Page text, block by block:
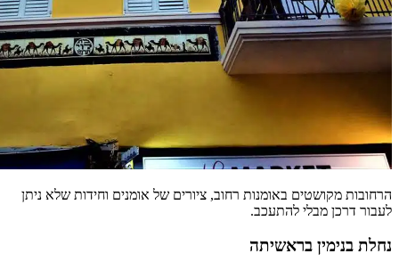
הרחובות מקושטים באומנות רחוב, ציורים של אומנים וחידות שלא ניתן
לעבור דרכן מבלי להתעכב.
נחלת בנימין בראשיתה